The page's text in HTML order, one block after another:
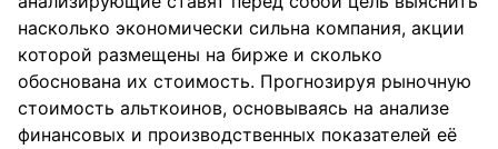
насколько экономически сильна компания, акции
которой размещены на бирже и сколько
обоснована их стоимость. Прогнозируя рыночную
стоимость альткоинов, основываясь на анализе
финансовых и производственных показателей её